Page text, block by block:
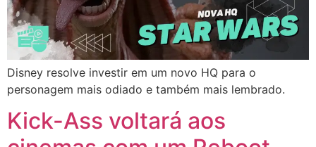
Disney resolve investir em um novo HQ para o
personagem mais odiado e também mais lembrado.
Kick-Ass voltará aos